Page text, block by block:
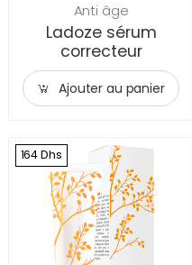
Anti âge
Ladoze sérum
correcteur
Ajouter au panier
164 Dhs